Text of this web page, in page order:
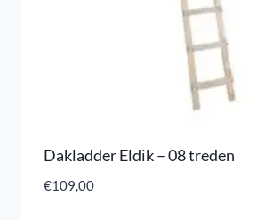
Dakladder Eldik – 08 treden
€109,00